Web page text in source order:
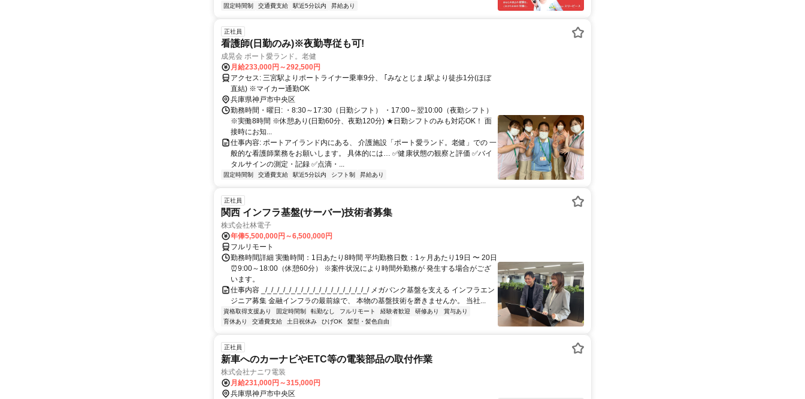
固定時間制 交通費支給 駅近5分以内 昇給あり
正社員
看護師(日勤のみ)※夜勤専従も可!
成晃会 ポート愛ランド。老健
月給233,000円～292,500円
アクセス: 三宮駅よりポートライナー乗車9分、 ｢みなとじま｣駅より徒歩1分(ほぼ
直結) ※マイカー通勤OK
兵庫県神戸市中央区
勤務時間・曜日: ・8:30～17:30（日勤シフト） ・17:00～翌10:00（夜勤シフト）
※実働8時間 ※休憩あり(日勤60分、夜勤120分) ★日勤シフトのみも対応OK！ 面
接時にお知...
仕事内容: ポートアイランド内にある、 介護施設「ポート愛ランド。老健」での 一
般的な看護師業務をお願いします。 具体的には… ✅️健康状態の観察と評価 ✅️バイ
タルサインの測定・記録 ✅️点滴・...
固定時間制 交通費支給 駅近5分以内 シフト制 昇給あり
正社員
関西 インフラ基盤(サーバー)技術者募集
株式会社林電子
年俸5,500,000円～6,500,000円
フルリモート
勤務時間詳細 実働時間：1日あたり8時間 平均勤務日数：1ヶ月あたり19日 〜 20日
⏰9:00～18:00（休憩60分） ※案件状況により時間外勤務が 発生する場合がござ
います。
仕事内容 _/_/_/_/_/_/_/_/_/_/_/_/_/_/_/_/_/_/ メガバンク基盤を支える インフラエン
ジニア募集 金融インフラの最前線で、 本物の基盤技術を磨きませんか。 当社...
資格取得支援あり 固定時間制 転勤なし フルリモート 経験者歓迎 研修あり
賞与あり
育休あり
交通費支給 土日祝休み ひげOK 髪型・髪色自由
正社員
新車へのカーナビやETC等の電装部品の取付作業
株式会社ナニワ電装
月給231,000円～315,000円
兵庫県神戸市中央区